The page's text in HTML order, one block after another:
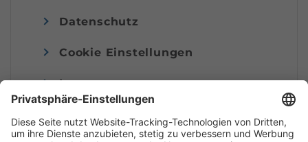
Datenschutz
Cookie Einstellungen
Impressum